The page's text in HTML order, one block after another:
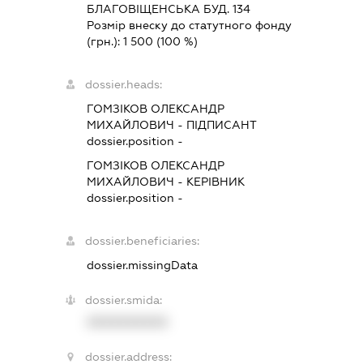
БЛАГОВІЩЕНСЬКА БУД. 134
Розмір внеску до статутного фонду
(грн.): 1 500 (100 %)
dossier.heads:
ГОМЗІКОВ ОЛЕКСАНДР
МИХАЙЛОВИЧ - ПІДПИСАНТ
dossier.position -
ГОМЗІКОВ ОЛЕКСАНДР
МИХАЙЛОВИЧ - КЕРІВНИК
dossier.position -
dossier.beneficiaries:
dossier.missingData
dossier.smida:
dossier.address: